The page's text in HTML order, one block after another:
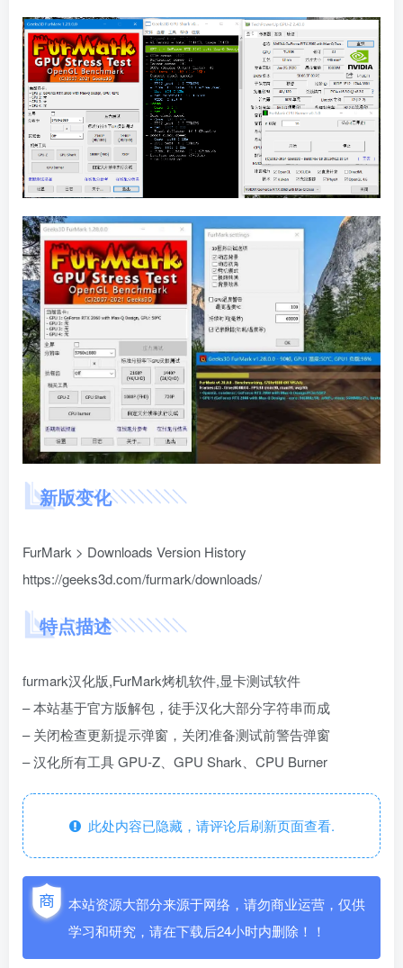
新版变化
FurMark > Downloads Version History
https://geeks3d.com/furmark/downloads/
特点描述
furmark汉化版,FurMark烤机软件,显卡测试软件
– 本站基于官方版解包，徒手汉化大部分字符串而成
– 关闭检查更新提示弹窗，关闭准备测试前警告弹窗
– 汉化所有工具 GPU-Z、GPU Shark、CPU Burner
此处内容已隐藏，请评论后刷新页面查看.
本站资源大部分来源于网络，请勿商业运营，仅供
学习和研究，请在下载后24小时内删除！！